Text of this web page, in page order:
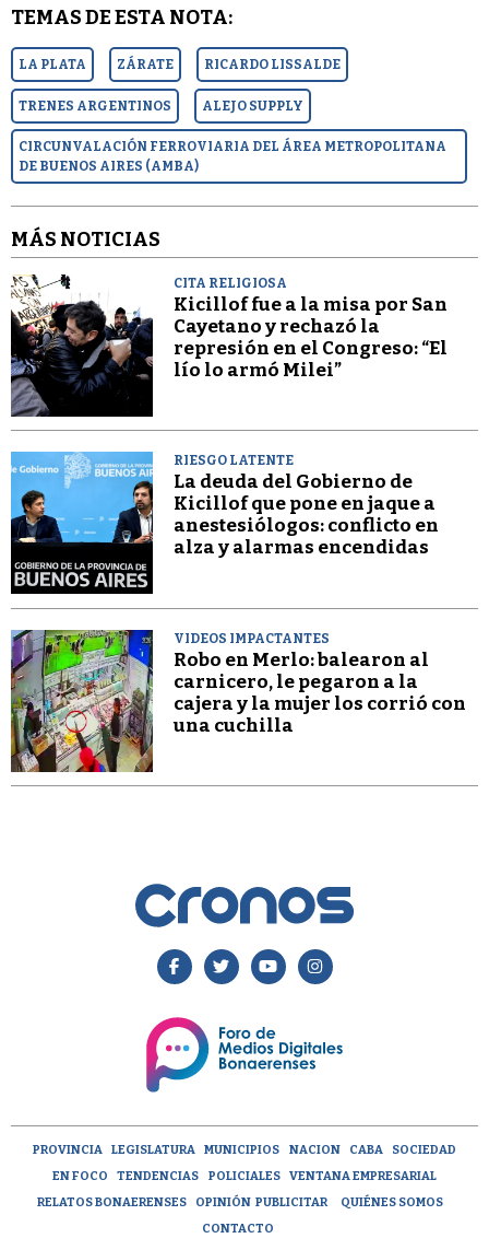
TEMAS DE ESTA NOTA:
LA PLATA ZÁRATE RICARDO LISSALDE
TRENES ARGENTINOS ALEJO SUPPLY
CIRCUNVALACIÓN FERROVIARIA DEL ÁREA METROPOLITANA
DE BUENOS AIRES (AMBA)
MÁS NOTICIAS
CITA RELIGIOSA
Kicillof fue a la misa por San
Cayetano y rechazó la
represión en el Congreso: “El
lío lo armó Milei”
RIESGO LATENTE
La deuda del Gobierno de
Kicillof que pone en jaque a
anestesiólogos: conflicto en
alza y alarmas encendidas
VIDEOS IMPACTANTES
Robo en Merlo: balearon al
carnicero, le pegaron a la
cajera y la mujer los corrió con
una cuchilla
PROVINCIA LEGISLATURA MUNICIPIOS NACION CABA
SOCIEDAD
EN FOCO
TENDENCIAS POLICIALES
VENTANA EMPRESARIAL
RELATOS BONAERENSES
OPINIÓN PUBLICITAR
QUIÉNES SOMOS
CONTACTO